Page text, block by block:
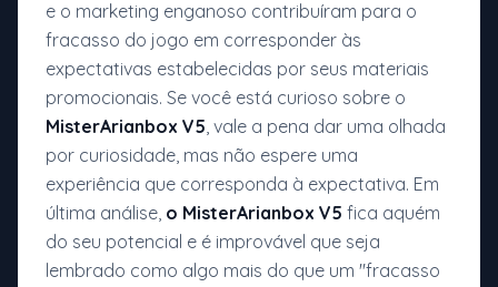
e o marketing enganoso contribuíram para o
fracasso do jogo em corresponder às
expectativas estabelecidas por seus materiais
promocionais. Se você está curioso sobre o
MisterArianbox V5, vale a pena dar uma olhada
por curiosidade, mas não espere uma
experiência que corresponda à expectativa. Em
última análise, o MisterArianbox V5 fica aquém
do seu potencial e é improvável que seja
lembrado como algo mais do que um "fracasso